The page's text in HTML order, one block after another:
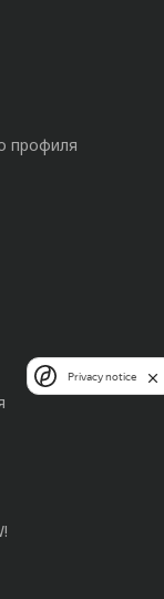
профиля
Privacy notice